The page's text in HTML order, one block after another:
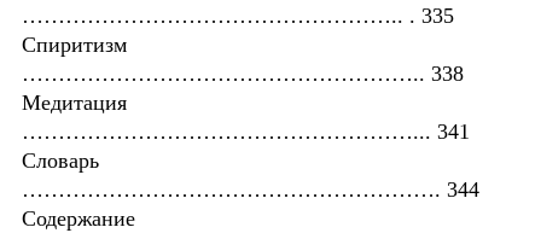
…………………………………………….. . 335
Спиритизм
……………………………………………….. 338
Медитация
………………………………………………... 341
Словарь
…………………………………………………. 344
Содержание